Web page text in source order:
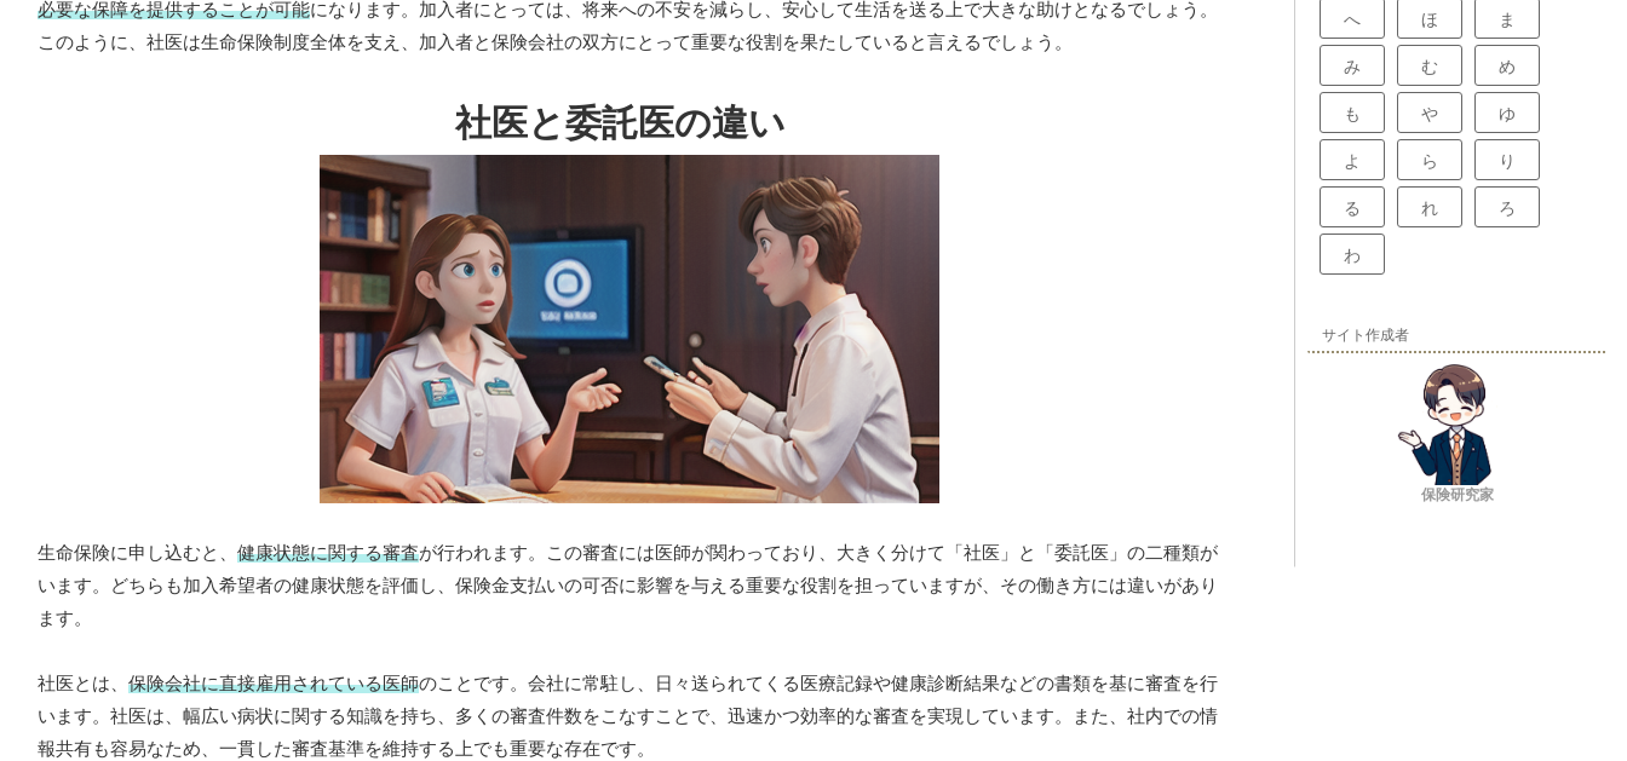
必要な保障を提供することが可能になります。加入者にとっては、将来への不安を減らし、安心して生活を送る上で大きな助けとなるでしょう。
このように、社医は生命保険制度全体を支え、加入者と保険会社の双方にとって重要な役割を果たしていると言えるでしょう。
社医と委託医の違い
生命保険に申し込むと、 健康状態に関する審査が行われます。この審査には医師が関わっており、大きく分けて「社医」と「委託医」の二種類が
います。どちらも加入希望者の健康状態を評価し、保険金支払いの可否に影響を与える重要な役割を担っていますが、その働き方には違いがあり
ます。
社医とは、 保険会社に直接雇用されている医師のことです。会社に常駐し、日々送られてくる医療記録や健康診断結果などの書類を基に審査を行
います。社医は、幅広い病状に関する知識を持ち、多くの審査件数をこなすことで、迅速かつ効率的な審査を実現しています。また、社内での情
報共有も容易なため、一貫した審査基準を維持する上でも重要な存在です。
へ ほ ま
み む め
も や ゆ
よ ら り
る れ ろ
わ
サイト作成者
保険研究家